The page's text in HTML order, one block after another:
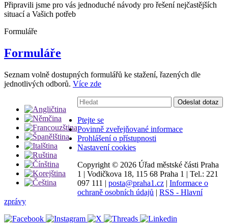
Připravili jsme pro vás jednoduché návody pro řešení nejčastějších
situací a Vašich potřeb
Formuláře
Formuláře
Seznam volně dostupných formulářů ke stažení, řazených dle
jednotlivých odborů. Více zde
Vyhledávání:
Odeslat dotaz
Ptejte se
Povinně zveřejňované informace
Prohlášení o přístupnosti
Nastavení cookies
Copyright © 2026 Úřad městské části Praha
1 | Vodičkova 18, 115 68 Praha 1 | Tel.: 221
097 111 | posta@praha1.cz | Informace o
ochraně osobních údajů | RSS - Hlavní
zprávy